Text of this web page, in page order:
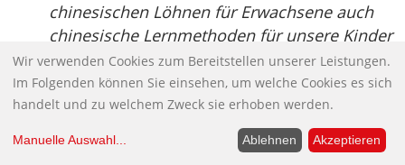
chinesischen Löhnen für Erwachsene auch
chinesische Lernmethoden für unsere Kinder
und Jugendliche fordern. Wie der Bericht
eher am Rande vermerkt, erkennen aber
immer mehr Chinesen, das Paukschulen
Kreativität abtöten. In einer Studie in 21
Ländern (2010), die auch in China Aufsehen
Wir verwenden Cookies zum Bereitstellen unserer Leistungen.
Im Folgenden können Sie einsehen, um welche Cookies es sich
handelt und zu welchem Zweck sie erhoben werden.
Manuelle Auswahl... Ablehnen Akzeptieren